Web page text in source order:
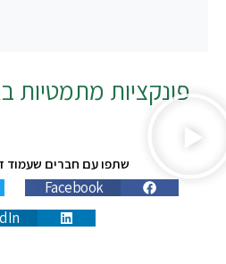
פונקציות
שתפו עם חברים שעמוד
Facebook